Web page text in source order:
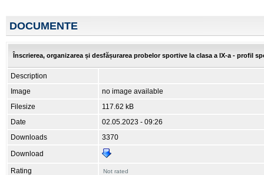
DOCUMENTE
Înscrierea, organizarea și desfășurarea probelor sportive la clasa a IX-a - profil
Description
Image
no image available
Filesize
117.62 kB
Date
02.05.2023 - 09:26
Downloads
3370
Download
Rating Not rated